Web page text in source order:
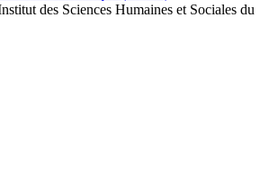
des Sciences Humaines et Sociales du